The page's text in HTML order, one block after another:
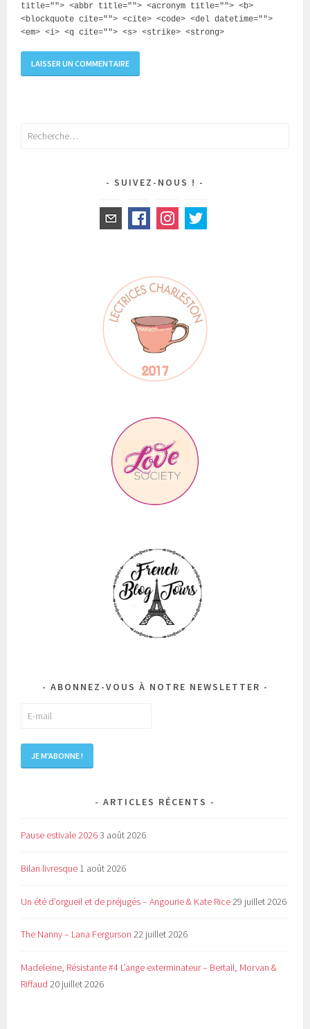
title=""> <abbr title=""> <acronym title=""> <b>
<blockquote cite=""> <cite> <code> <del datetime="">
<em> <i> <q cite=""> <s> <strike> <strong>
Rechercher :
SUIVEZ-NOUS !
ABONNEZ-VOUS À NOTRE NEWSLETTER
ARTICLES RÉCENTS
Pause estivale 20263 août 2026
Bilan livresque 1 août 2026
Un été d’orgueil et de préjugés – Angourie & Kate Rice29 juillet 2026
The Nanny – Lana Fergurson 22 juillet 2026
Madeleine, Résistante #4 L’ange exterminateur – Bertail, Morvan &
Riffaud 20 juillet 2026